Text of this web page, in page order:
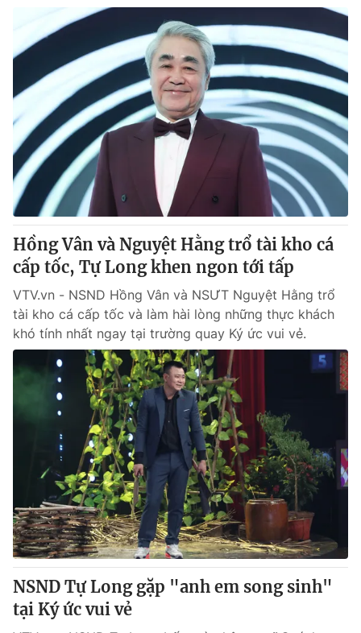
Hồng Vân và Nguyệt Hằng trổ tài kho cá
cấp tốc, Tự Long khen ngon tới tấp
VTV.vn - NSND Hồng Vân và NSƯT Nguyệt Hằng trổ
tài kho cá cấp tốc và làm hài lòng những thực khách
khó tính nhất ngay tại trường quay Ký ức vui vẻ.
NSND Tự Long gặp "anh em song sinh"
tại Ký ức vui vẻ